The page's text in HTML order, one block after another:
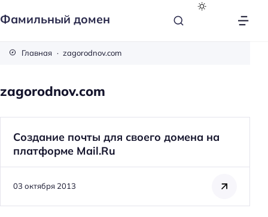
Фамильный домен
Главная zagorodnov.com
zagorodnov.com
Создание почты для своего домена на
платформе Mail.Ru
03 октября 2013